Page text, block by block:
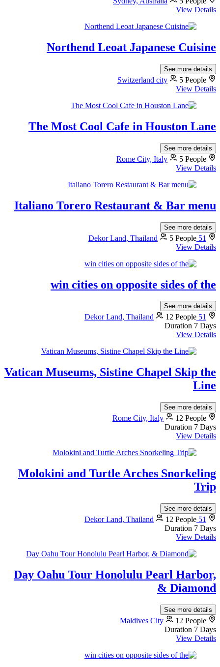
View Details
Northend Leoat Japanese Cuisine
See more details
Switzerland city
5 People
View Details
The Most Cool Cafe in Houston Lane
See more details
Rome City, Italy
5 People
View Details
Italiano Torero Restaurant & Bar menu
See more details
51 Dekor Land, Thailand
5 People
View Details
win cities on opposite sides of the
See more details
51 Dekor Land, Thailand
12 People
Duration 7 Days
View Details
Vatican Museums, Sistine Chapel Skip the
Line
See more details
Rome City, Italy
12 People
Duration 7 Days
View Details
Molokini and Turtle Arches Snorkeling
Trip
See more details
51 Dekor Land, Thailand
12 People
Duration 7 Days
View Details
Day Oahu Tour Honolulu Pearl Harbor,
& Diamond
See more details
Maldives City
12 People
Duration 7 Days
View Details